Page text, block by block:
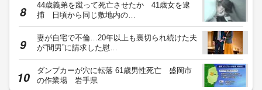
44歳義弟を蹴って死亡させたか 41歳女を逮
捕 日頃から同じ敷地内の…
妻が自宅で不倫…20年以上も裏切られ続けた夫
が“間男”に請求した慰…
ダンプカーが穴に転落 61歳男性死亡 盛岡市
の作業場 岩手県